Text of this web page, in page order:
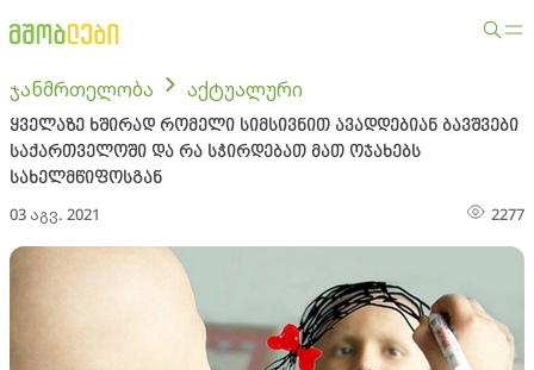
ჯანმრთელობა აქტუალური
ყველაზე ხშირად რომელი სიმსივნით ავადდებიან ბავშვები
საქართველოში და რა სჭირდებათ მათ ოჯახებს
სახელმწიფოსგან
03 აგვ. 2021 2277